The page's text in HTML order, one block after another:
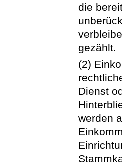
die
gezählt.
(2)
Dienst
werden